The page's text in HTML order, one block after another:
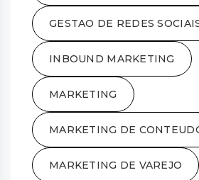
GESTAO DE REDES
INBOUND MARKETING
MARKETING
MARKETING DE
MARKETING DE VAREJO